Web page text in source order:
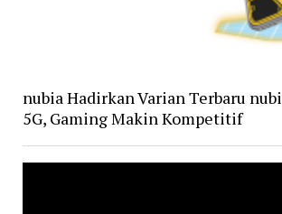
nubia Hadirkan Varian Terbaru
5G, Gaming Makin Kompetitif